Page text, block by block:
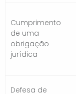
Cumprimento
de uma
obrigação
jurídica
Defesa de